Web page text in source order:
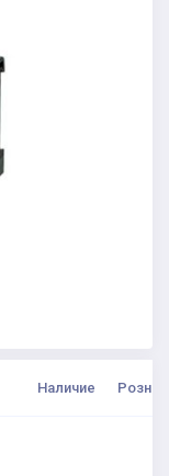
Наличие